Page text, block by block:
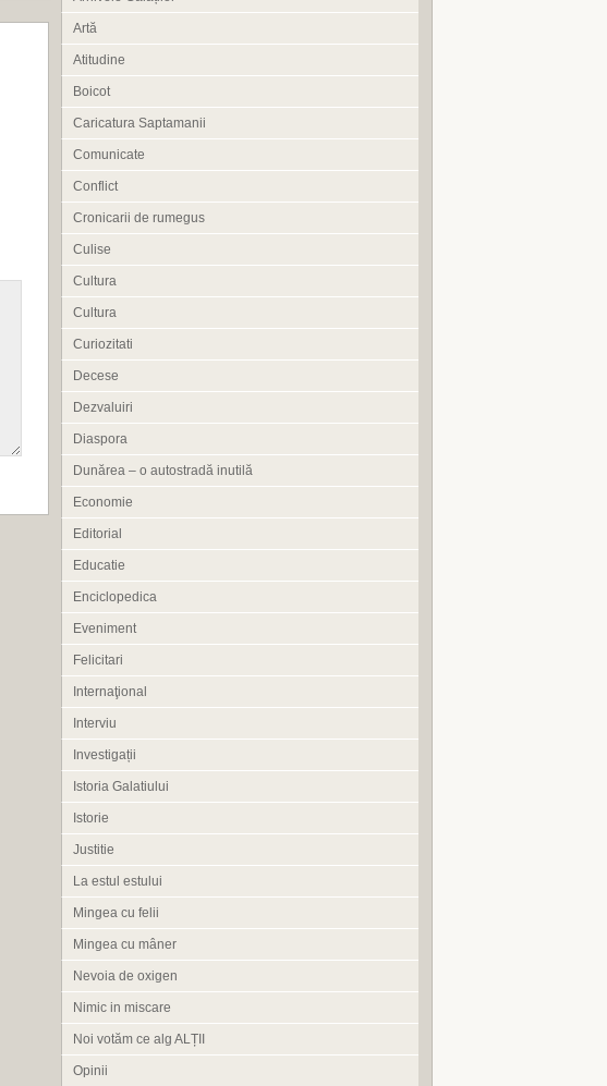
Artă
Atitudine
Boicot
Caricatura Saptamanii
Comunicate
Conflict
Cronicarii de rumegus
Culise
Cultura
Cultura
Curiozitati
Decese
Dezvaluiri
Diaspora
Dunărea – o autostradă inutilă
Economie
Editorial
Educatie
Enciclopedica
Eveniment
Felicitari
Internaţional
Interviu
Investigații
Istoria Galatiului
Istorie
Justitie
La estul estului
Mingea cu felii
Mingea cu mâner
Nevoia de oxigen
Nimic in miscare
Noi votăm ce alg ALȚII
Opinii